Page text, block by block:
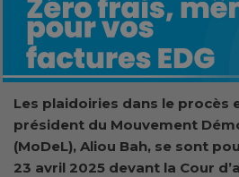
Les plaidoiries dans le procès
président du Mouvement
(MoDeL), Aliou Bah, se sont
23 avril 2025 devant la Cour